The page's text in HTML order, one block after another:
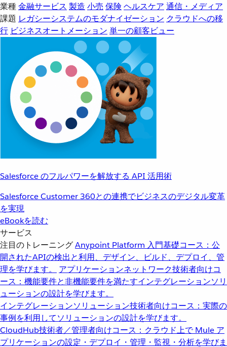
業種金融サービス 製造 小売 保険 ヘルスケア 通信・メディア
課題 レガシーシステムのモダナイゼーション クラウドへの移
行 ビジネスオートメーション 単一の顧客ビュー
Salesforce のフルパワーを解放する API 活用術
Salesforce Customer 360との連携でビジネスのデジタル変革
を実現
eBookを読む
サービス
注目のトレーニングAnypoint Platform 入門基礎コース：公
開されたAPIの検出と利用、デザイン、ビルド、デプロイ、管
理を学びます。
アプリケーションネットワーク技術者向けコ
ース：機能要件と非機能要件を満たすインテグレーションソリ
ューションの設計を学びます。
インテグレーションソリューション技術者向けコース：実際の
事例を利用してソリューションの設計を学びます。
CloudHub技術者／管理者向けコース：クラウド上で Mule ア
プリケーションの設定・デプロイ・管理・監視・分析を学びま